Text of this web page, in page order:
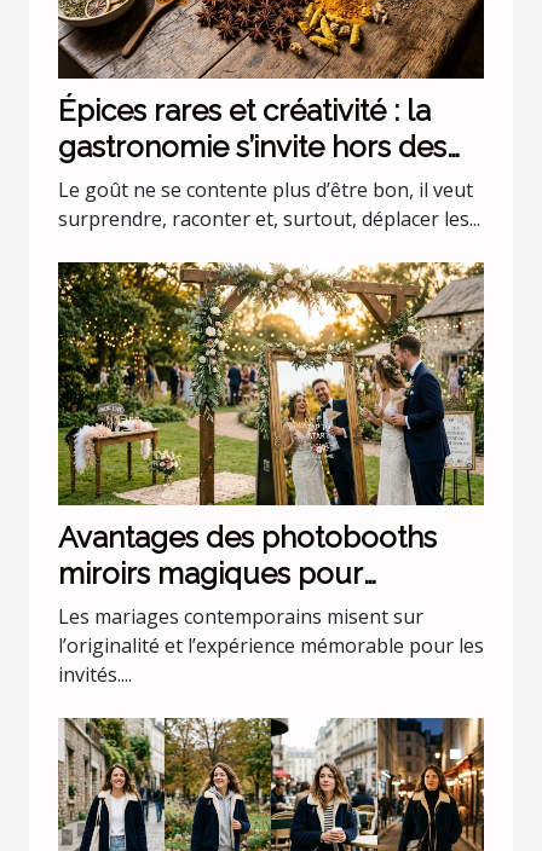
Épices rares et créativité : la
gastronomie s’invite hors des
codes
Le goût ne se contente plus d’être bon, il veut
surprendre, raconter et, surtout, déplacer les...
Avantages des photobooths
miroirs magiques pour
mariages uniques
Les mariages contemporains misent sur
l’originalité et l’expérience mémorable pour les
invités....